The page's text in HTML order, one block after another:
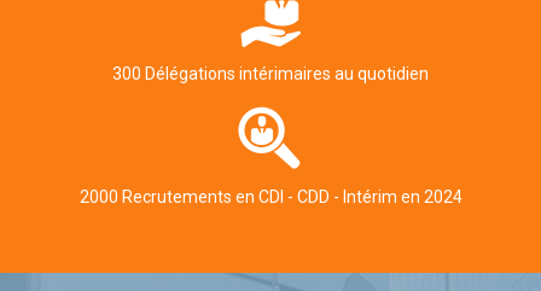
300 Délégations intérimaires au quotidien
2000 Recrutements en CDI - CDD - Intérim en 2024